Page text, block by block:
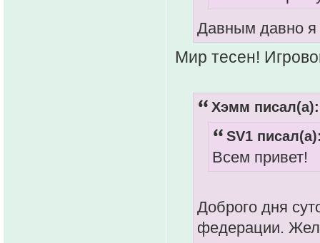
Давным давно я
Мир тесен!
Хэмм писал(а):
SV1
Всем привет!
Доброго дня
федерации.